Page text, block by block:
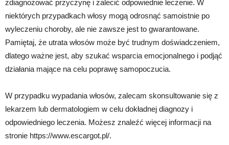
zdiagnozować przyczynę i zalecić odpowiednie leczenie. W
niektórych przypadkach włosy mogą odrosnąć samoistnie po
wyleczeniu choroby, ale nie zawsze jest to gwarantowane.
Pamiętaj, że utrata włosów może być trudnym doświadczeniem,
dlatego ważne jest, aby szukać wsparcia emocjonalnego i podjąć
działania mające na celu poprawę samopoczucia.
W przypadku wypadania włosów, zalecam skonsultowanie się z
lekarzem lub dermatologiem w celu dokładnej diagnozy i
odpowiedniego leczenia. Możesz znaleźć więcej informacji na
stronie https://www.escargot.pl/.